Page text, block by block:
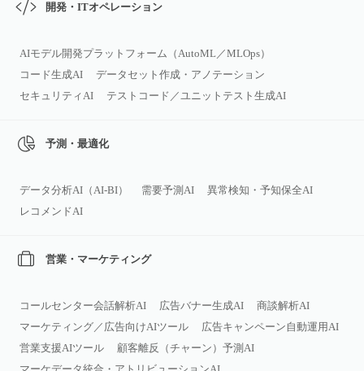
開発・ITオペレーション
AIモデル開発プラットフォーム（AutoML／MLOps）
コード生成AI
データセット作成・アノテーション
セキュリティAI
テストコード／ユニットテスト生成AI
予測・最適化
データ分析AI（AI‑BI） 需要予測AI
異常検知・予知保全AI
レコメンドAI
営業・マーケティング
コールセンター会話解析AI 広告バナー生成AI
商談解析AI
マーケティング／広告向けAIツール
広告キャンペーン自動運用AI
営業支援AIツール
顧客離反（チャーン）予測AI